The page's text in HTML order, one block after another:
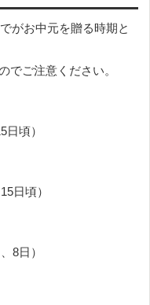
がお中元を贈る時期と
でご注意ください。
頃）
日頃）
8日）